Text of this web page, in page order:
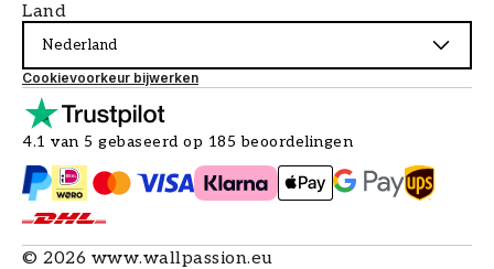
Land
Nederland
Cookievoorkeur bijwerken
4.1 van 5 gebaseerd op 185 beoordelingen
© 2026 www.wallpassion.eu